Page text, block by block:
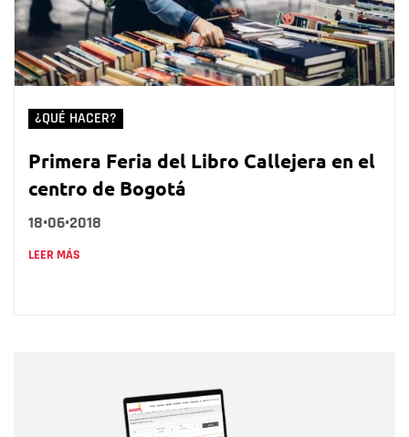
¿QUÉ HACER?
Primera Feria del Libro Callejera en el
centro de Bogotá
18•06•2018
LEER MÁS